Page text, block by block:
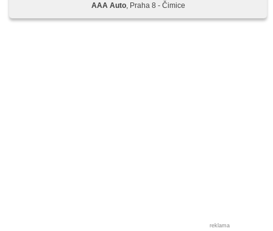
AAA Auto, Praha 8 - Čimice
reklama